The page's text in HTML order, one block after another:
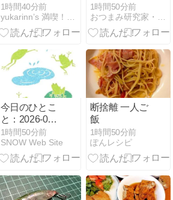
1時間40分前
1時間50分前
今日のひとこ
と：2026-08-
06 -雨水の日-
1時間50分前
SNOW Web Site
断捨離 一人ご
飯
1時間50分前
ぽんレシピ